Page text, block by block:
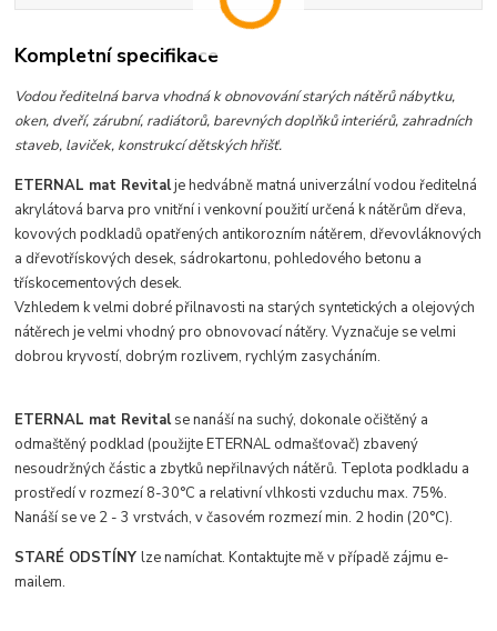
Kompletní specifikace
Vodou ředitelná barva vhodná k obnovování starých nátěrů nábytku,
oken, dveří, zárubní, radiátorů, barevných doplňků interiérů, zahradních
staveb, laviček, konstrukcí dětských hřišť.
ETERNAL mat Revitalje hedvábně matná univerzální vodou ředitelná
akrylátová barva pro vnitřní i venkovní použití určená k nátěrům dřeva,
kovových podkladů opatřených antikorozním nátěrem, dřevovláknových
a dřevotřískových desek, sádrokartonu, pohledového betonu a
třískocementových desek.
Vzhledem k velmi dobré přilnavosti na starých syntetických a olejových
nátěrech je velmi vhodný pro obnovovací nátěry. Vyznačuje se velmi
dobrou kryvostí, dobrým rozlivem, rychlým zasycháním.
ETERNAL mat Revitalse nanáší na suchý, dokonale očištěný a
odmaštěný podklad (použijte ETERNAL odmašťovač) zbavený
nesoudržných částic a zbytků nepřilnavých nátěrů. Teplota podkladu a
prostředí v rozmezí 8-30°C a relativní vlhkosti vzduchu max. 75%.
Nanáší se ve 2 - 3 vrstvách, v časovém rozmezí min. 2 hodin (20°C).
STARÉ ODSTÍNYlze namíchat. Kontaktujte mě v případě zájmu e-
mailem.